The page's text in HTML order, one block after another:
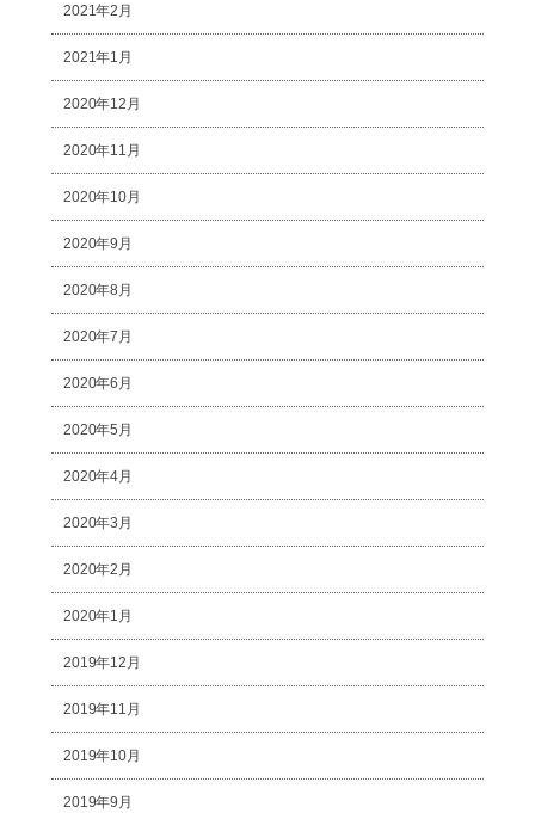
2021年2月
2021年1月
2020年12月
2020年11月
2020年10月
2020年9月
2020年8月
2020年7月
2020年6月
2020年5月
2020年4月
2020年3月
2020年2月
2020年1月
2019年12月
2019年11月
2019年10月
2019年9月